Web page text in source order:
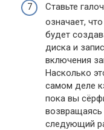
Ставьте
означает,
будет
диска и
включения
Насколько
самом деле
пока вы
возвращаясь
следующий